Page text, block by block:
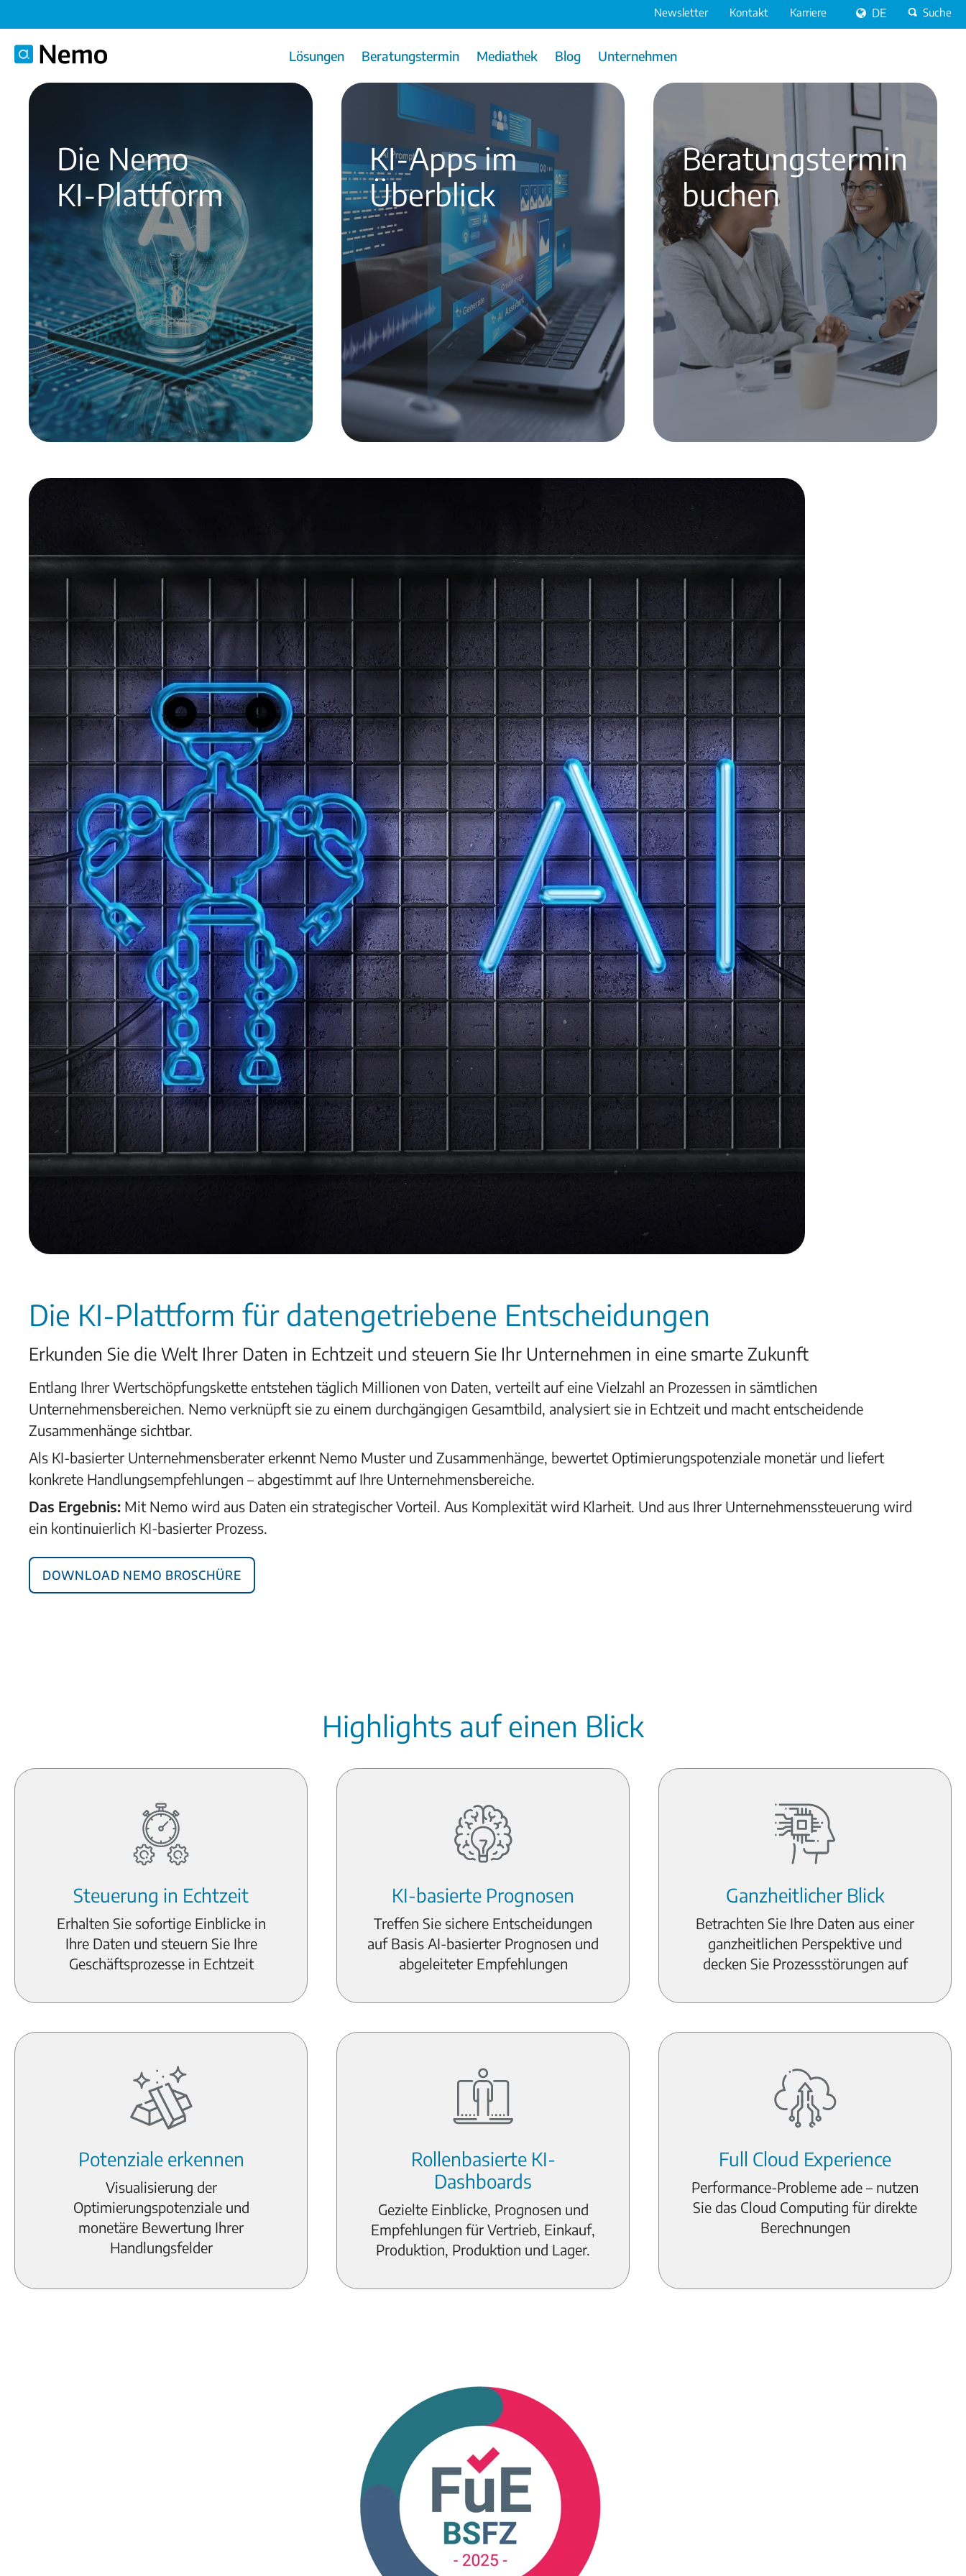
Newsletter Kontakt Karriere DE Suche
Lösungen Beratungstermin Mediathek Blog Unternehmen
Die Nemo
KI-Plattform
KI-Apps im
Überblick
Beratungs­termin
buchen
Die KI-Plattform für datengetriebene Entscheidungen
Erkunden Sie die Welt Ihrer Daten in Echtzeit und steuern Sie Ihr Unternehmen in eine smarte Zukunft
Entlang Ihrer Wertschöpfungskette entstehen täglich Millionen von Daten, verteilt auf eine Vielzahl an Prozessen in sämtlichen
Unternehmensbereichen. Nemo verknüpft sie zu einem durchgängigen Gesamtbild, analysiert sie in Echtzeit und macht entscheidende
Zusammenhänge sichtbar.
Als KI-basierter Unternehmensberater erkennt Nemo Muster und Zusammenhänge, bewertet Optimierungspotenziale monetär und liefert
konkrete Handlungsempfehlungen – abgestimmt auf Ihre Unternehmensbereiche.
Das Ergebnis: Mit Nemo wird aus Daten ein strategischer Vorteil. Aus Komplexität wird Klarheit. Und aus Ihrer Unternehmenssteuerung wird
ein kontinuierlich KI-basierter Prozess.
Download Nemo Broschüre
Highlights auf einen Blick
Steuerung in Echtzeit
Erhalten Sie sofortige Einblicke in
Ihre Daten und steuern Sie Ihre
Geschäftsprozesse in Echtzeit
KI-basierte Prognosen
Treffen Sie sichere Entscheidungen
auf Basis AI-basierter Prognosen und
abgeleiteter Empfehlungen
Ganzheitlicher Blick
Betrachten Sie Ihre Daten aus einer
ganzheitlichen Perspektive und
decken Sie Prozessstörungen auf
Potenziale erkennen
Visualisierung der
Optimierungspotenziale und
monetäre Bewertung Ihrer
Handlungsfelder
Rollenbasierte KI-
Dashboards
Gezielte Einblicke, Prognosen und
Empfehlungen für Vertrieb, Einkauf,
Produktion, Produktion und Lager.
Full Cloud Experience
Performance-Probleme ade – nutzen
Sie das Cloud Computing für direkte
Berechnungen